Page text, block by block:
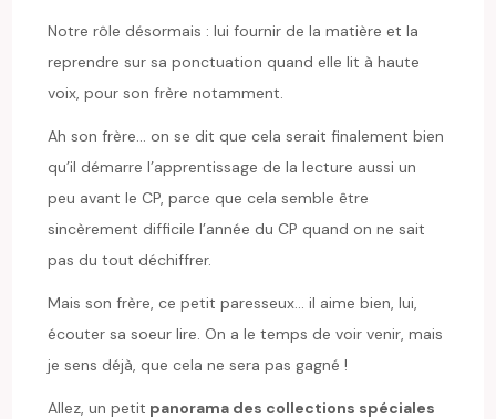
Notre rôle désormais : lui fournir de la matière et la
reprendre sur sa ponctuation quand elle lit à haute
voix, pour son frère notamment.
Ah son frère… on se dit que cela serait finalement bien
qu’il démarre l’apprentissage de la lecture aussi un
peu avant le CP, parce que cela semble être
sincèrement difficile l’année du CP quand on ne sait
pas du tout déchiffrer.
Mais son frère, ce petit paresseux… il aime bien, lui,
écouter sa soeur lire. On a le temps de voir venir, mais
je sens déjà, que cela ne sera pas gagné !
Allez, un petit panorama des collections spéciales